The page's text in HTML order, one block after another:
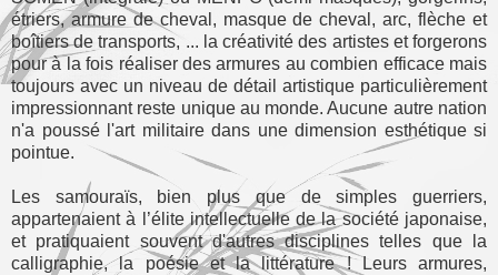
étriers, armure de cheval, masque de cheval, arc, flèche et
boîtiers de transports, ... la créativité des artistes et forgerons
pour à la fois réaliser des armures au combien efficace mais
toujours avec un niveau de détail artistique particulièrement
impressionnant reste unique au monde. Aucune autre nation
n'a poussé l'art militaire dans une dimension esthétique si
pointue.
Les samouraïs, bien plus que de simples guerriers,
appartenaient à l’élite intellectuelle de la société japonaise,
et pratiquaient souvent d'autres disciplines telles que la
calligraphie, la poésie et la littérature ! Leurs armures,